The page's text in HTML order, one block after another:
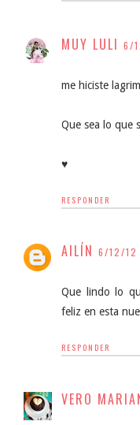
MUY LULI 6/
me hiciste
Que sea lo que
♥
RESPONDER
AILÍN 6/12/12
Que lindo lo
feliz en esta
RESPONDER
VERO